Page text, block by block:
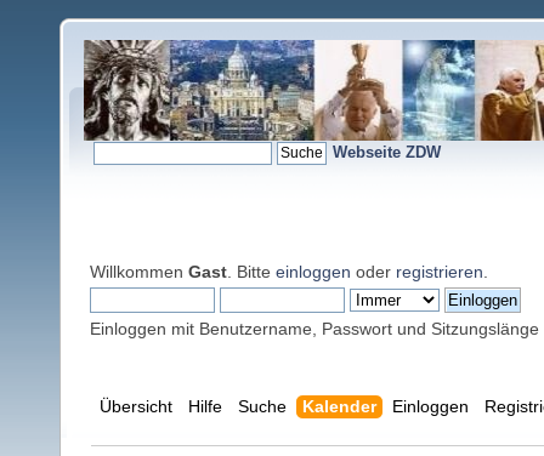
Webseite ZDW
Willkommen Gast . Bitte einloggen oder registrieren
Einloggen mit Benutzername, Passwort und Sitzungslänge
Übersicht Hilfe Suche Kalender Einloggen